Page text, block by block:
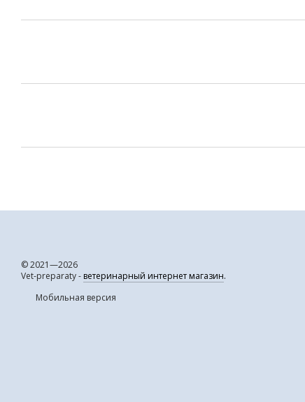
© 2021—2026
Vet-preparaty - ветеринарный интернет магазин.
Мобильная версия